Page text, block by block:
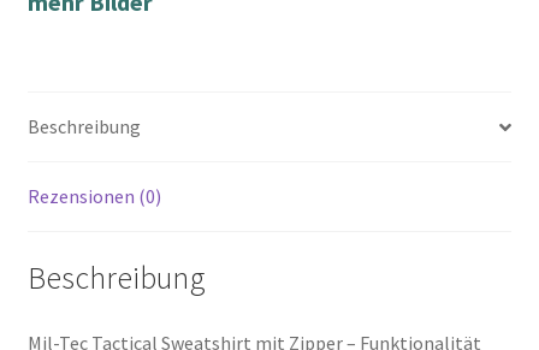
Beschreibung
Rezensionen (0)
Beschreibung
Mil-Tec Tactical Sweatshirt mit Zipper – Funktionalität